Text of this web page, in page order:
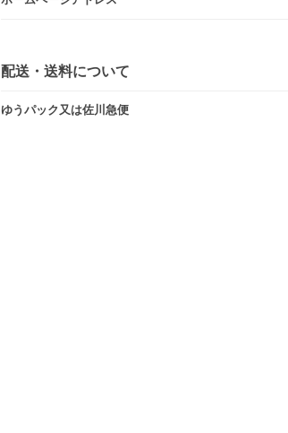
配送・送料について
ゆうパック又は佐川急便